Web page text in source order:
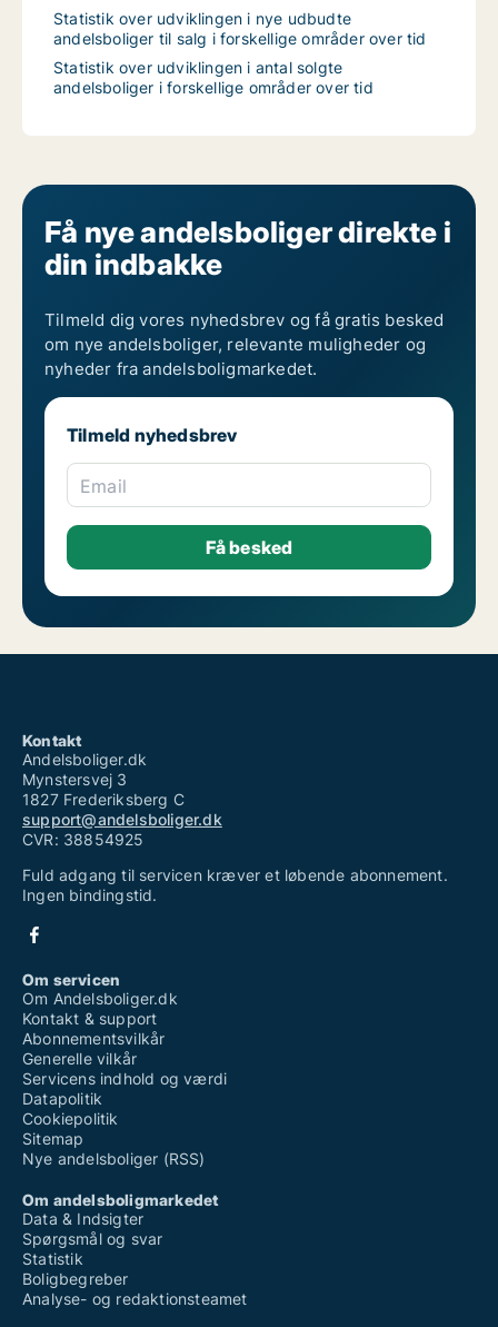
Statistik over udviklingen i nye udbudte
andelsboliger til salg i forskellige områder over tid
Statistik over udviklingen i antal solgte
andelsboliger i forskellige områder over tid
Få nye andelsboliger direkte i
din indbakke
Tilmeld dig vores nyhedsbrev og få gratis besked
om nye andelsboliger, relevante muligheder og
nyheder fra andelsboligmarkedet.
Tilmeld nyhedsbrev
Email
Kontakt
Andelsboliger.dk
Mynstersvej 3
1827 Frederiksberg C
support@andelsboliger.dk
CVR: 38854925
Fuld adgang til servicen kræver et løbende abonnement.
Ingen bindingstid.
Om servicen
Om Andelsboliger.dk
Kontakt & support
Abonnementsvilkår
Generelle vilkår
Servicens indhold og værdi
Datapolitik
Cookiepolitik
Sitemap
Nye andelsboliger (RSS)
Om andelsboligmarkedet
Data & Indsigter
Spørgsmål og svar
Statistik
Boligbegreber
Analyse- og redaktionsteamet